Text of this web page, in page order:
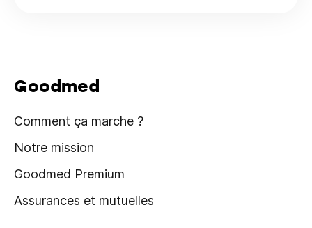
Goodmed
Comment ça marche ?
Notre mission
Goodmed Premium
Assurances et mutuelles